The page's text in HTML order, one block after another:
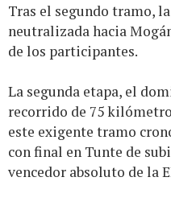
Tras el segundo tramo,
neutralizada hacia
de los participantes.
La segunda etapa, el
recorrido de 75
este exigente tramo
con final en Tunte de
vencedor absoluto de la